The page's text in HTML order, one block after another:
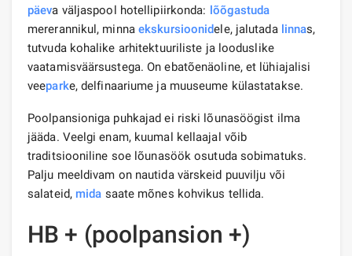
päeva väljaspool hotellipiirkonda: lõõgastuda
mererannikul, minna ekskursioonidele, jalutada linnas,
tutvuda kohalike arhitektuuriliste ja looduslike
vaatamisväärsustega. On ebatõenäoline, et lühiajalisi
veeparke, delfinaariume ja muuseume külastatakse.
Poolpansioniga puhkajad ei riski lõunasöögist ilma
jääda. Veelgi enam, kuumal kellaajal võib
traditsiooniline soe lõunasöök osutuda sobimatuks.
Palju meeldivam on nautida värskeid puuvilju või
salateid, mida saate mõnes kohvikus tellida.
HB + (poolpansion +)